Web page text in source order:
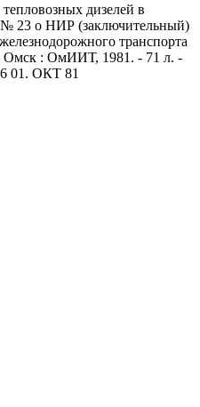
дизелей в
№ 23 о НИР (заключительный)
транспорта
Омск : ОмИИТ, 1981. - 71 л. -
01. ОКТ 81